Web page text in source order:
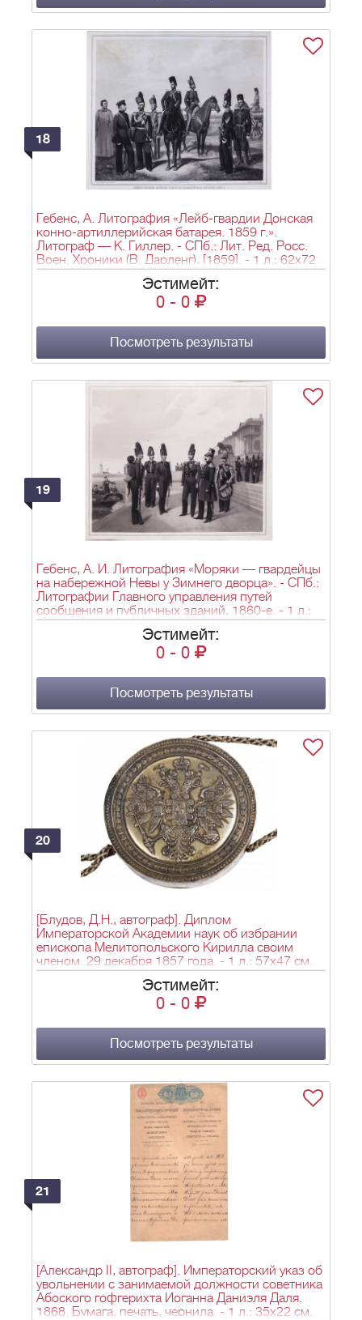
18
Гебенс, А. Литография «Лейб-гвардии Донская
конно-артиллерийская батарея. 1859 г.».
Литограф — К. Гиллер. - СПб.: Лит. Ред. Росс.
Воен. Хроники (В. Дарленг), [1859]. - 1 л.; 62х72
см.
Эстимейт:
0 - 0
Посмотреть результаты
19
Гебенс, А. И. Литография «Моряки — гвардейцы
на набережной Невы у Зимнего дворца». - СПб.:
Литографии Главного управления путей
сообщения и публичных зданий, 1860-е. - 1 л.;
61х72 см.
Эстимейт:
0 - 0
Посмотреть результаты
20
[Блудов, Д.Н., автограф]. Диплом
Императорской Академии наук об избрании
епископа Мелитопольского Кирилла своим
членом. 29 декабря 1857 года. - 1 л.; 57х47 см.
Эстимейт:
0 - 0
Посмотреть результаты
21
[Александр II, автограф]. Императорский указ об
увольнении с занимаемой должности советника
Абоского гофгерихта Иоганна Даниэля Даля.
1868. Бумага, печать, чернила. - 1 л.; 35х22 см.